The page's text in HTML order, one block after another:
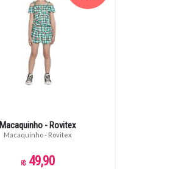
Macaquinho - Rovitex
Macaquinho - Rovitex
49,90